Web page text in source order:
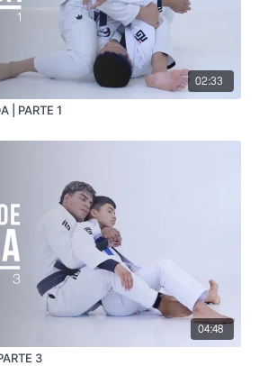
02:33
| PARTE 1
04:48
3